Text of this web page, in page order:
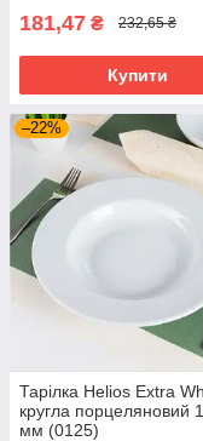
181,47 ₴ 232,65 ₴
Купити
–22%
Тарілка Helios Extra
кругла порцеляновий
мм (0125)